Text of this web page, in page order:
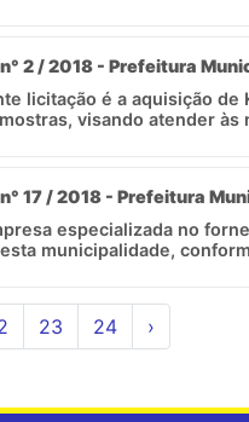
2 / 2018 - Prefeitura
licitação é a aquisição de
visando atender às
17 / 2018 - Prefeitura
especializada no
municipalidade,
23 24 ›